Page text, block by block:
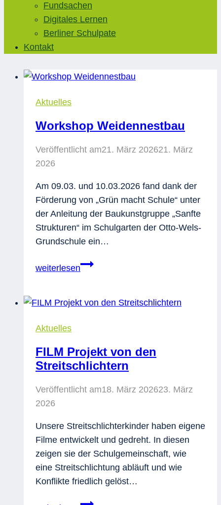
Fundsachen
Digitales Lernen
Berliner Schulpate
Kontakt
Aktuelles
Workshop Weidennestbau
Veröffentlicht am21. März 202621. März
2026
Am 09.03. und 10.03.2026 fand dank der
Förderung von „Grün macht Schule“ unter
der Anleitung der Baukunstgruppe „Sanfte
Strukturen“ im Schulgarten der Otto-Wels-
Grundschule ein…
weiterlesenWorkshop
Aktuelles
FILM Projekt von den
Streitschlichtern
Veröffentlicht am18. März 202623. März
2026
Unsere Streitschlichterkinder haben eigene
Filme entwickelt und gedreht. In diesen
zeigen sie der Schulgemeinschaft, wie
eine Streitschlichtung abläuft und wie
Konflikte friedlich gelöst…